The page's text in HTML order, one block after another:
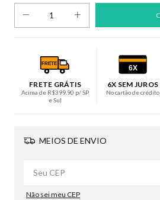
FRETE
FRETE GRÁTIS
Acima de R$399,90 p/ SP
e Sul
6X
6X SEM JUROS
No cartão de crédito
MEIOS DE ENVIO
Não sei meu CEP